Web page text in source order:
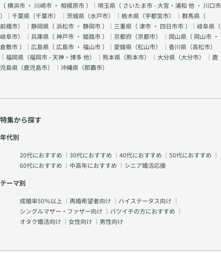
（横浜市 ・ 川崎市 ・ 相模原市）｜埼玉県（ さいたま市 - 大宮・浦和 他 ・ 川口市
）｜千葉県（千葉市） ｜茨城県（水戸市） ｜栃木県（宇都宮市） ｜群馬県（
前橋市） ｜静岡県（浜松市 ・ 静岡市）｜三重県（津市 ・ 四日市市）｜岐阜県（
岐阜市） ｜兵庫県（神戸市 ・ 姫路市）｜京都府（京都市） ｜岡山県（ 岡山市 ・
倉敷市）｜広島県（ 広島市 ・ 福山市）｜愛媛県（松山市） ｜香川県（高松市）
｜福岡県（福岡市 - 天神・博多 他） ｜熊本県（熊本市） ｜大分県（大分市） ｜鹿
児島県（鹿児島市） ｜沖縄県（那覇市）
特集から探す
年代別
20代におすすめ ｜ 30代におすすめ ｜ 40代におすすめ ｜ 50代におすすめ ｜
60代におすすめ ｜ 中高年におすすめ ｜ シニア婚活応援
テーマ別
成婚率50％以上 ｜ 再婚希望者向け ｜ ハイステータス向け ｜
シングルマザー・ファザー向け ｜ バツイチの方におすすめ ｜
オタク婚活向け ｜ 女性向け ｜ 男性向け